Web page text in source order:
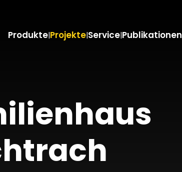
Produkte|Projekte|Service|Publikationen